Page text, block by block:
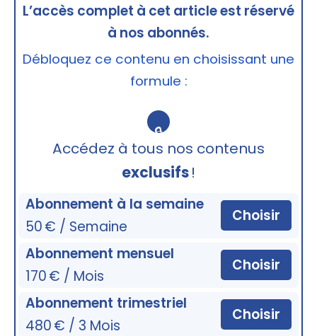
L’accès complet à cet article est réservé
à nos abonnés.
Débloquez ce contenu en choisissant une
formule :
🔒
Accédez à tous nos contenus
exclusifs!
Abonnement à la semaine
50 € / Semaine
Choisir
Abonnement mensuel
170 € / Mois
Choisir
Abonnement trimestriel
480 € / 3 Mois
Choisir